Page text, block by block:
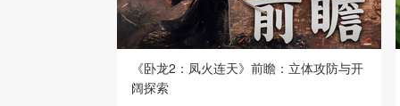
《卧龙2：凤火连天》前瞻：立体攻防与开
阔探索